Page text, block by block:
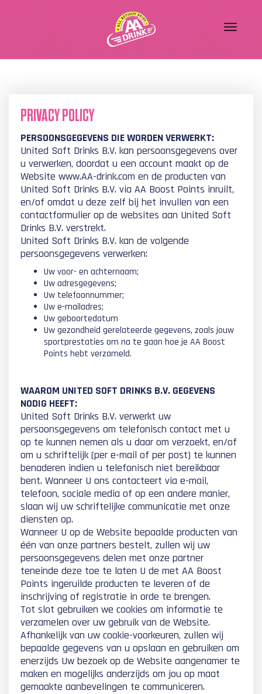
PRIVACY POLICY
PERSOONSGEGEVENS DIE WORDEN VERWERKT:
United Soft Drinks B.V. kan persoonsgegevens over
u verwerken, doordat u een account maakt op de
Website www.AA-drink.com en de producten van
United Soft Drinks B.V. via AA Boost Points inruilt,
en/of omdat u deze zelf bij het invullen van een
contactformulier op de websites aan United Soft
Drinks B.V. verstrekt.
United Soft Drinks B.V. kan de volgende
persoonsgegevens verwerken:
Uw voor- en achternaam;
Uw adresgegevens;
Uw telefoonnummer;
Uw e-mailadres;
Uw geboortedatum
Uw gezondheid gerelateerde gegevens, zoals jouw
sportprestaties om na te gaan hoe je AA Boost
Points hebt verzameld.
WAAROM UNITED SOFT DRINKS B.V. GEGEVENS
NODIG HEEFT:
United Soft Drinks B.V. verwerkt uw
persoonsgegevens om telefonisch contact met u
op te kunnen nemen als u daar om verzoekt, en/of
om u schriftelijk (per e-mail of per post) te kunnen
benaderen indien u telefonisch niet bereikbaar
bent. Wanneer U ons contacteert via e-mail,
telefoon, sociale media of op een andere manier,
slaan wij uw schriftelijke communicatie met onze
diensten op.
Wanneer U op de Website bepaalde producten van
één van onze partners bestelt, zullen wij uw
persoonsgegevens delen met onze partner
teneinde deze toe te laten U de met AA Boost
Points ingeruilde producten te leveren of de
inschrijving of registratie in orde te brengen.
Tot slot gebruiken we cookies om informatie te
verzamelen over uw gebruik van de Website.
Afhankelijk van uw cookie-voorkeuren, zullen wij
bepaalde gegevens van u opslaan en gebruiken om
enerzijds Uw bezoek op de Website aangenamer te
maken en mogelijks anderzijds om jou op maat
gemaakte aanbevelingen te communiceren.